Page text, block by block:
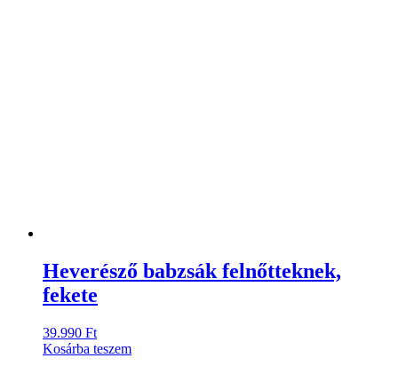
Heverésző babzsák felnőtteknek,
fekete
39.990 Ft
Kosárba teszem